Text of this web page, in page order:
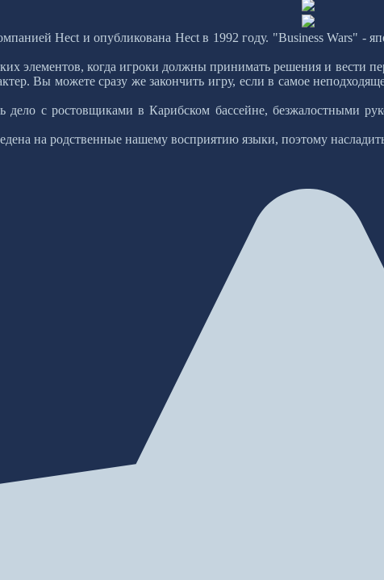
Hect и опубликована Hect в 1992 году. "Business Wars" -
элементов, когда игроки должны принимать решения и вести
Вы можете сразу же закончить игру, если в самое
дело с ростовщиками в Карибском бассейне, безжалостными
на родственные нашему восприятию языки, поэтому